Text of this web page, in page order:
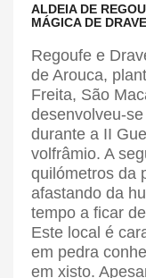
ALDEIA DE
MÁGICA DE DRAVE
Regoufe e
de Arouca,
Freita, São
desenvolveu-
durante a II
volfrâmio. A
quilómetros da
afastando da
tempo a ficar
Este local é
em pedra
em xisto.